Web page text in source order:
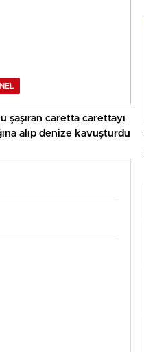
şaşıran caretta carettayı
alıp denize kavuşturdu